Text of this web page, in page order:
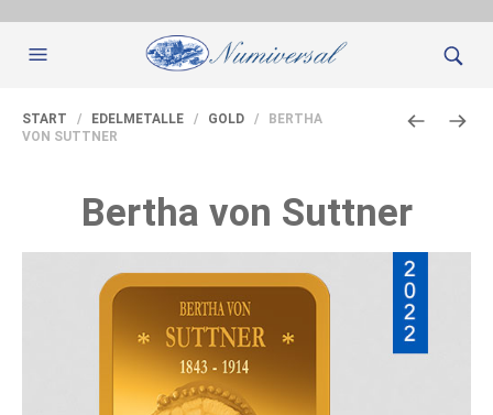
START / EDELMETALLE / GOLD / BERTHA
VON SUTTNER
Bertha von Suttner